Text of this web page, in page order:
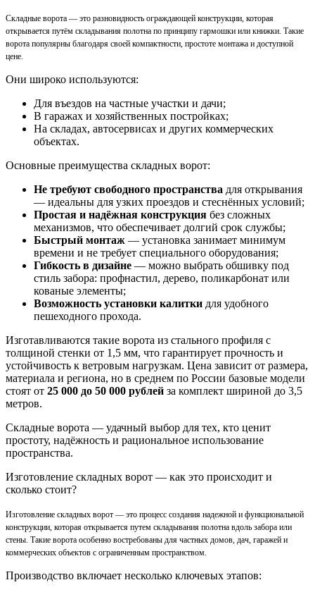
Складные ворота — это разновидность ограждающей конструкции, которая
открывается путём складывания полотна по принципу гармошки или книжки. Такие
ворота популярны благодаря своей компактности, простоте монтажа и доступной
цене.
Они широко используются:
Для въездов на частные участки и дачи;
В гаражах и хозяйственных постройках;
На складах, автосервисах и других коммерческих
объектах.
Основные преимущества складных ворот:
Не требуют свободного пространства для открывания
— идеальны для узких проездов и стеснённых условий;
Простая и надёжная конструкция без сложных
механизмов, что обеспечивает долгий срок службы;
Быстрый монтаж — установка занимает минимум
времени и не требует специального оборудования;
Гибкость в дизайне — можно выбрать обшивку под
стиль забора: профнастил, дерево, поликарбонат или
кованые элементы;
Возможность установки калитки для удобного
пешеходного прохода.
Изготавливаются такие ворота из стального профиля с
толщиной стенки от 1,5 мм, что гарантирует прочность и
устойчивость к ветровым нагрузкам. Цена зависит от размера,
материала и региона, но в среднем по России базовые модели
стоят от 25 000 до 50 000 рублей за комплект шириной до 3,5
метров.
Складные ворота — удачный выбор для тех, кто ценит
простоту, надёжность и рациональное использование
пространства.
Изготовление складных ворот — как это происходит и
сколько стоит?
Изготовление складных ворот — это процесс создания надежной и функциональной
конструкции, которая открывается путем складывания полотна вдоль забора или
стены. Такие ворота особенно востребованы для частных домов, дач, гаражей и
коммерческих объектов с ограниченным пространством.
Производство включает несколько ключевых этапов: